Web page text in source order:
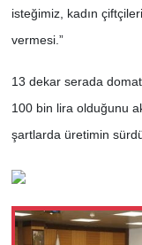
isteğimiz, kadın
vermesi.”
13 dekar serada
100 bin lira olduğunu
şartlarda üretimin